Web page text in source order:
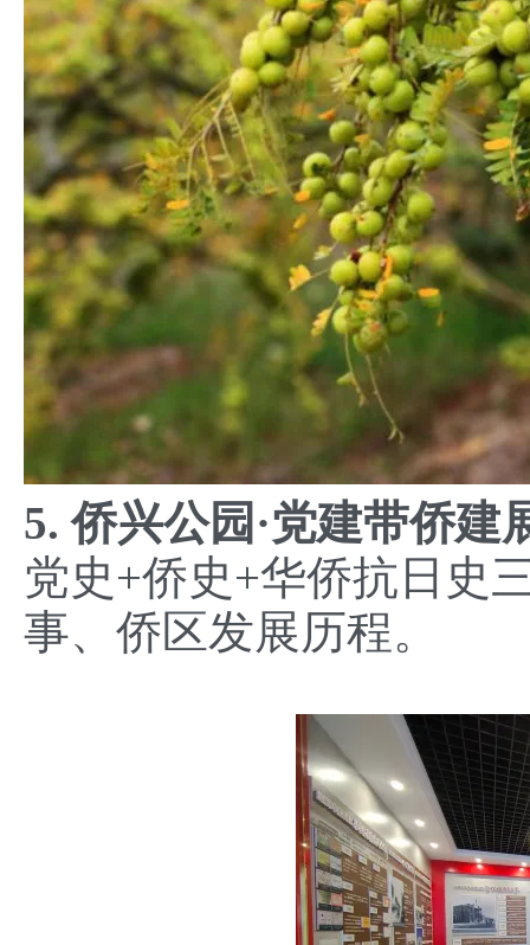
5. 侨兴公园·党建带侨建
党史+侨史+华侨抗日史
事、侨区发展历程。